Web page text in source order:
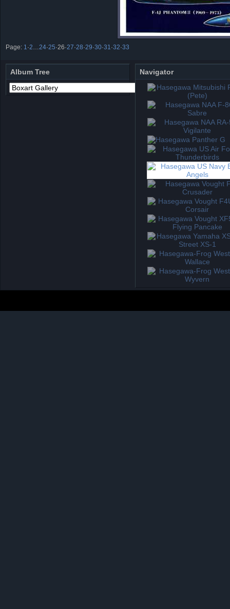
Page: 1 ·2 24·25·26·27·28·29·30·31 ·32·33
Album Tree Navigator